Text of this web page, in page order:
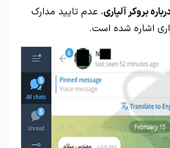
بروکر آلپاری، عدم تایید مدارک
اشاره شده است.